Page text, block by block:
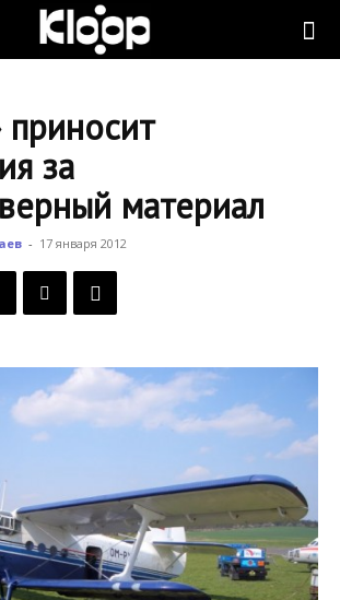
за
материал
- 17 января 2012